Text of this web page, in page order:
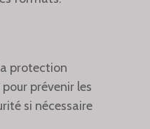
protection
prévenir les
si nécessaire